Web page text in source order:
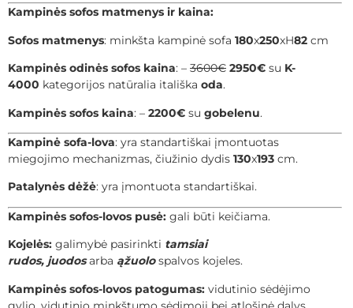
Kampinės sofos matmenys ir kaina:
Sofos matmenys: minkšta kampinė sofa 180x250xH82 cm
Kampinės odinės sofos kaina: – 3600€ 2950€ su K-
4000 kategorijos natūralia itališka oda.
Kampinės sofos kaina: – 2200€ su gobelenu.
Kampinė sofa-lova: yra standartiškai įmontuotas
miegojimo mechanizmas, čiužinio dydis 130x193 cm.
Patalynės dėžė: yra įmontuota standartiškai.
Kampinės sofos-lovos pusė: gali būti keičiama.
Kojelės: galimybė pasirinkti tamsiai
rudos, juodosarba ąžuolospalvos kojeles.
Kampinės sofos-lovos patogumas: vidutinio sėdėjimo